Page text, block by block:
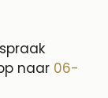
naar 06-